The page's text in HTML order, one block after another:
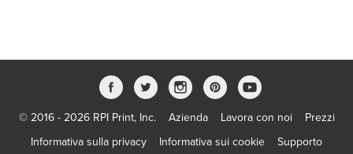
© 2016 - 2026 RPI Print, Inc. Azienda Lavora con noi
Prezzi
Informativa sulla privacy
Informativa sui cookie
Supporto